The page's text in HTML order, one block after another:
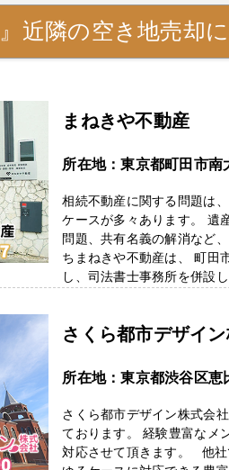
近隣の空き地売却
まねきや不動産
所在地：東京都町田市南
相続不動産に関する問題は
ケースが多々あります。 遺
問題、共有名義の解消など
ちまねきや不動産は、 町田
し、司法書士事務所を併設
さくら都市デザイ
所在地：東京都渋谷区
さくら都市デザイン株式会
ております。 経験豊富なメ
対応させて頂きます。 他社